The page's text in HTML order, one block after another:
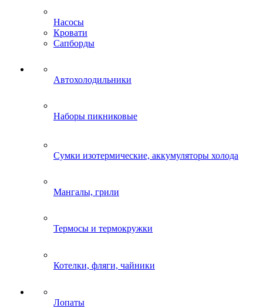
Насосы
Кровати
Сапборды
Автохолодильники
Наборы пикниковые
Сумки изотермические, аккумуляторы холода
Мангалы, грили
Термосы и термокружки
Котелки, фляги, чайники
Лопаты